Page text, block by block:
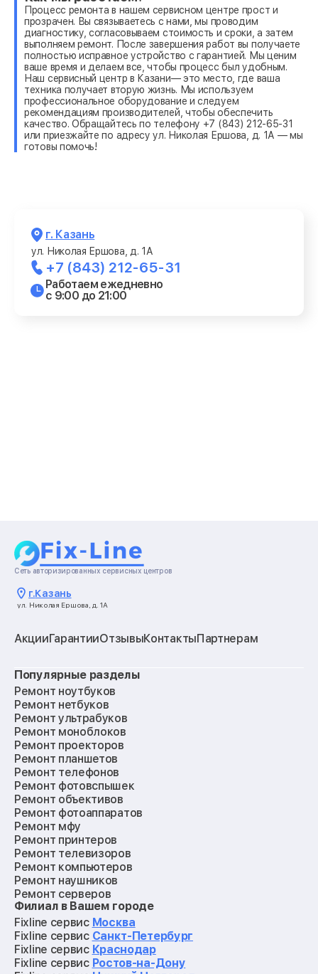
Процесс ремонта в нашем сервисном центре прост и
прозрачен. Вы связываетесь с нами, мы проводим
диагностику, согласовываем стоимость и сроки, а затем
выполняем ремонт. После завершения работ вы получаете
полностью исправное устройство с гарантией. Мы ценим
ваше время и делаем все, чтобы процесс был удобным.
Наш сервисный центр в Казани— это место, где ваша
техника получает вторую жизнь. Мы используем
профессиональное оборудование и следуем
рекомендациям производителей, чтобы обеспечить
качество. Обращайтесь по телефону +7 (843) 212-65-31
или приезжайте по адресу ул. Николая Ершова, д. 1А — мы
готовы помочь!
г. Казань
ул. Николая Ершова, д. 1А
+7 (843) 212-65-31
Работаем ежедневно
с 9:00 до 21:00
Сеть авторизированных сервисных центров
г.Казань
ул. Николая Ершова, д. 1А
АкцииГарантииОтзывыКонтактыПартнерам
Популярные разделы
Ремонт ноутбуков
Ремонт нетбуков
Ремонт ультрабуков
Ремонт моноблоков
Ремонт проекторов
Ремонт планшетов
Ремонт телефонов
Ремонт фотовспышек
Ремонт объективов
Ремонт фотоаппаратов
Ремонт мфу
Ремонт принтеров
Ремонт телевизоров
Ремонт компьютеров
Ремонт наушников
Ремонт серверов
Ремонт мониторов
Ремонт квадрокоптеров
Ремонт электросамокатов
Ремонт материнских плат
Ремонт видеокарт
Филиал в Вашем городе
Fixline сервис Москва
Fixline сервис Санкт-Петербург
Fixline сервис Краснодар
Fixline сервис Ростов-на-Дону